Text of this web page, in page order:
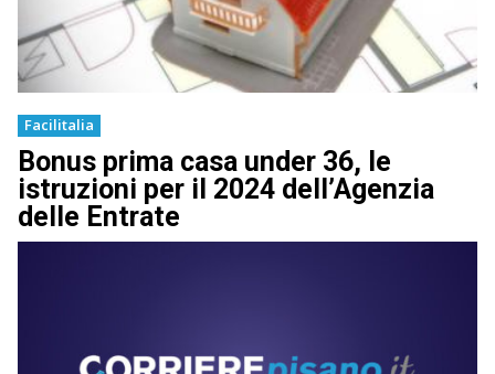
Facilitalia
Bonus prima casa under 36, le
istruzioni per il 2024 dell’Agenzia
delle Entrate